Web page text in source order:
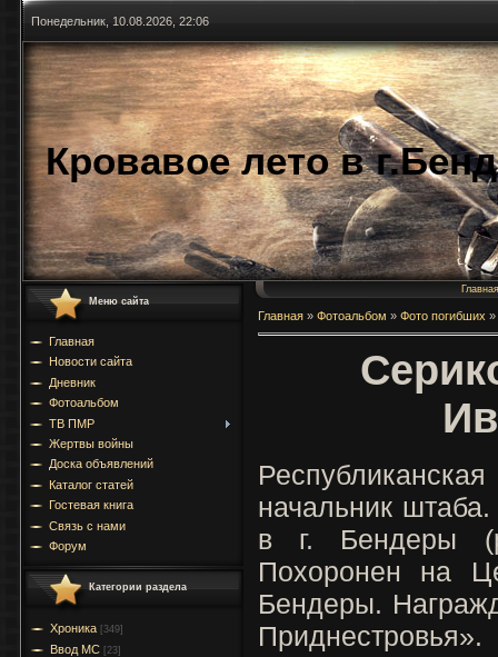
Понедельник, 10.08.2026, 22:06
Кровавое лето в
Меню сайта
Главная
Новости сайта
Дневник
Фотоальбом
ТВ ПМР
Жертвы войны
Доска объявлений
Каталог статей
Гостевая книга
Связь с нами
Форум
Категории раздела
Хроника [349]
Ввод МC [23]
Главная
Главная » Фотоальбом » Фото погибших »
начальник
в г. Бендеры
Похоронен на
Бендеры.
Приднестровья».